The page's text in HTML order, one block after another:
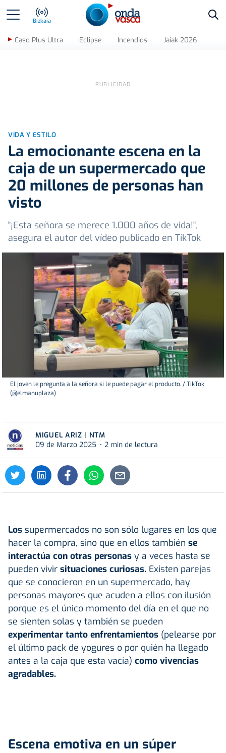
Bizkaia
Caso Plus Ultra Eclipse Incendios Jaiak 2026
VIDA Y ESTILO
La emocionante escena en la
caja de un supermercado que
20 millones de personas han
visto
"¡Esta señora se merece 1.000 años de vida!",
asegura el autor del vídeo publicado en TikTok
El joven le pregunta a la señora si le puede pagar el producto. / TikTok
(@elmanuplaza)
MIGUEL ARIZ | NTM
09 de Marzo 2025
2 min de lectura
Los supermercados no son sólo lugares en los que
hacer la compra, sino que en ellos también se
interactúa con otras personas y a veces hasta se
pueden vivir situaciones curiosas. Existen parejas
que se conocieron en un supermercado, hay
personas mayores que acuden a ellos con ilusión
porque es el único momento del día en el que no
se sienten solas y también se pueden
experimentar tanto enfrentamientos (pelearse por
el último pack de yogures o por quién ha llegado
antes a la caja que esta vacía) como vivencias
agradables.
Escena emotiva en un súper